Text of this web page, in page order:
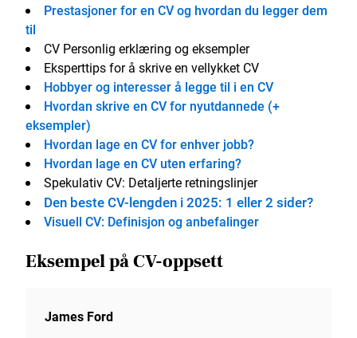
Prestasjoner for en CV og hvordan du legger dem
til
CV Personlig erklæring og eksempler
Eksperttips for å skrive en vellykket CV
Hobbyer og interesser å legge til i en CV
Hvordan skrive en CV for nyutdannede (+
eksempler)
Hvordan lage en CV for enhver jobb?
Hvordan lage en CV uten erfaring?
Spekulativ CV: Detaljerte retningslinjer
Den beste CV-lengden i 2025: 1 eller 2 sider?
Visuell CV: Definisjon og anbefalinger
Eksempel på CV-oppsett
James Ford